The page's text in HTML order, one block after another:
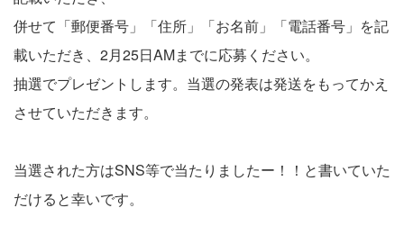
併せて「郵便番号」「住所」「お名前」「電話番号」を記
載いただき、2月25日AMまでに応募ください。
抽選でプレゼントします。当選の発表は発送をもってかえ
させていただきます。
当選された方はSNS等で当たりましたー！！と書いていた
だけると幸いです。